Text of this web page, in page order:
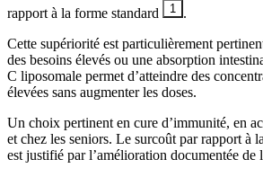
rapport à la forme standard
1
.
Cette supériorité est particulièrement
des besoins élevés ou une absorption
C liposomale permet d’atteindre des
élevées sans augmenter les doses.
Un choix pertinent en cure d’immunité, en
et chez les seniors. Le surcoût par rapport à
est justifié par l’amélioration documentée de